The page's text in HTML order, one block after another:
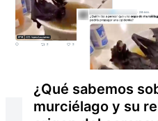
¿Qué sabemos
murciélago y su